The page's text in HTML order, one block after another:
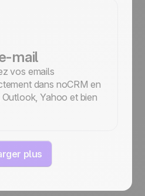
mail
vos emails
dans noCRM en
Yahoo et bien
plus